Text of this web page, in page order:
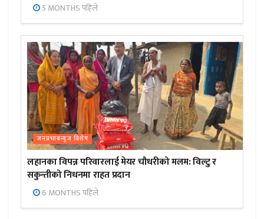
5 MONTHS पहिले
जनप्रभाबन्युज विशेष
लहानका विपन्न परिवारलाई मेयर चौधरीको मलम: विल्टु र
सकुन्तीको निधनमा राहत प्रदान
6 MONTHS पहिले